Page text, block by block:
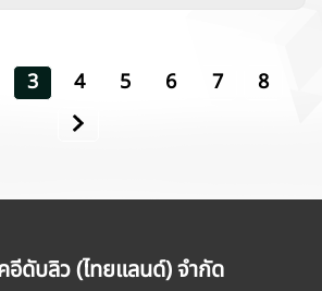
3 4 5 6 7 8
อีดับลิว (ไทยแลนด์) จำกัด